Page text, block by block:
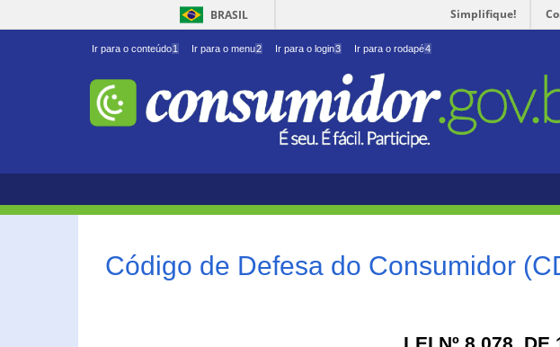
BRASIL Simplifique!
Ir para o conteúdo1 Ir para o menu2 Ir para o login3 Ir para o rodapé4
Código de Defesa do Consumidor
LEI Nº 8.078, DE